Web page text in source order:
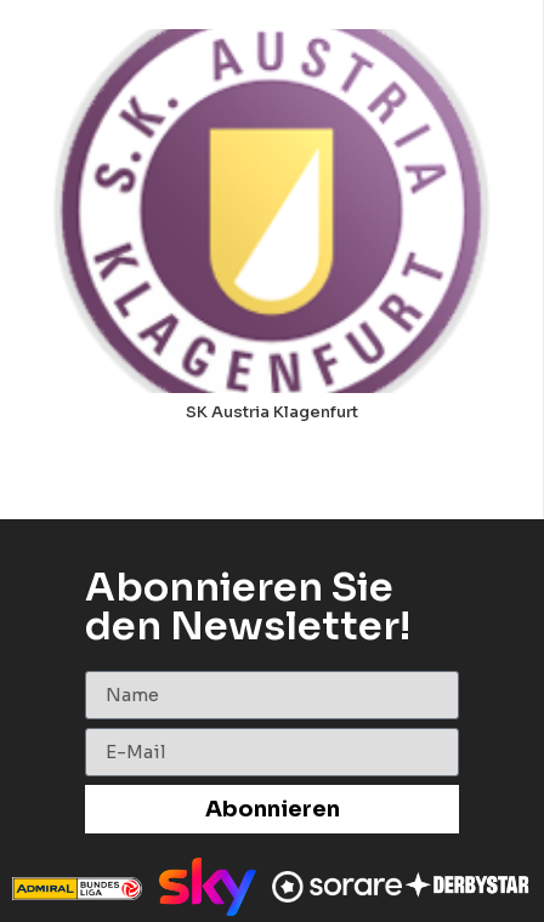
SK Austria Klagenfurt
Abonnieren Sie
den Newsletter!
Abonnieren